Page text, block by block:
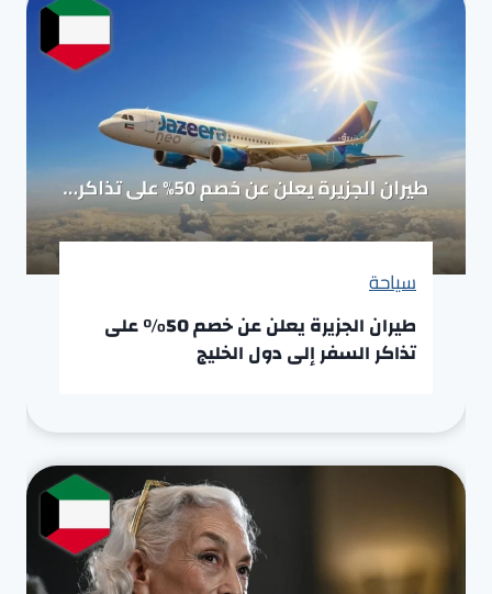
سياحة
طيران الجزيرة يعلن عن خصم 50% على
تذاكر السفر إلى دول الخليج